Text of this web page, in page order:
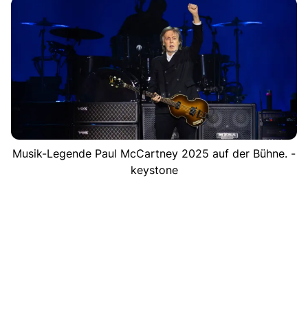
Musik-Legende Paul McCartney 2025 auf der Bühne. -
keystone